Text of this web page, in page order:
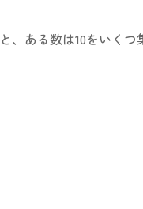
、ある数は10をいく